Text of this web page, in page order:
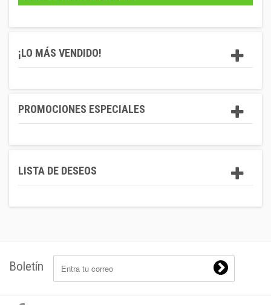
¡LO MÁS VENDIDO!
PROMOCIONES ESPECIALES
LISTA DE DESEOS
Boletín